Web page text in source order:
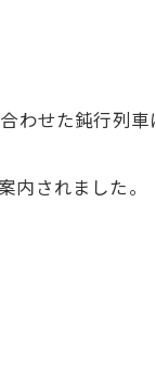
わせた鈍行列
されました。